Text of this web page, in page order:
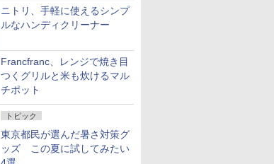
ニトリ、手軽に使えるシンプ
ルなハンディクリーナー
Francfranc、レンジで焼き目
つくグリルと米も炊けるマル
チポット
トピック
東京都民が選んだ暑さ対策グ
ッズ この夏に試してみたい